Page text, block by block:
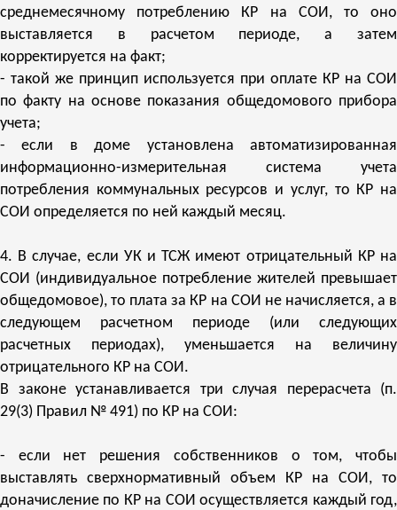
среднемесячному потреблению КР на СОИ, то оно
выставляется в расчетом периоде, а затем
корректируется на факт;
- такой же принцип используется при оплате КР на СОИ
по факту на основе показания общедомового прибора
учета;
- если в доме установлена автоматизированная
информационно-измерительная система учета
потребления коммунальных ресурсов и услуг, то КР на
СОИ определяется по ней каждый месяц.
4. В случае, если УК и ТСЖ имеют отрицательный КР на
СОИ (индивидуальное потребление жителей превышает
общедомовое), то плата за КР на СОИ не начисляется, а в
следующем расчетном периоде (или следующих
расчетных периодах), уменьшается на величину
отрицательного КР на СОИ.
В законе устанавливается три случая перерасчета (п.
29(3) Правил № 491) по КР на СОИ:
- если нет решения собственников о том, чтобы
выставлять сверхнормативный объем КР на СОИ, то
доначисление по КР на СОИ осуществляется каждый год,